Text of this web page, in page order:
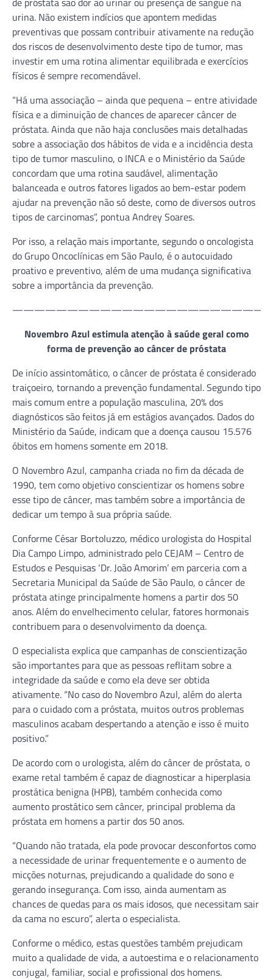
urina. Não existem indícios que apontem medidas
preventivas que possam contribuir ativamente na redução
dos riscos de desenvolvimento deste tipo de tumor, mas
investir em uma rotina alimentar equilibrada e exercícios
físicos é sempre recomendável.
“Há uma associação – ainda que pequena – entre atividade
física e a diminuição de chances de aparecer câncer de
próstata. Ainda que não haja conclusões mais detalhadas
sobre a associação dos hábitos de vida e a incidência desta
tipo de tumor masculino, o INCA e o Ministério da Saúde
concordam que uma rotina saudável, alimentação
balanceada e outros fatores ligados ao bem-estar podem
ajudar na prevenção não só deste, como de diversos outros
tipos de carcinomas”, pontua Andrey Soares.
Por isso, a relação mais importante, segundo o oncologista
do Grupo Oncoclínicas em São Paulo, é o autocuidado
proativo e preventivo, além de uma mudança significativa
sobre a importância da prevenção.
Novembro Azul estimula atenção à saúde geral como
forma de prevenção ao câncer de próstata
De início assintomático, o câncer de próstata é considerado
traiçoeiro, tornando a prevenção fundamental. Segundo tipo
mais comum entre a população masculina, 20% dos
diagnósticos são feitos já em estágios avançados. Dados do
Ministério da Saúde, indicam que a doença causou 15.576
óbitos em homens somente em 2018.
O Novembro Azul, campanha criada no fim da década de
1990, tem como objetivo conscientizar os homens sobre
esse tipo de câncer, mas também sobre a importância de
dedicar um tempo à sua própria saúde.
Conforme César Bortoluzzo, médico urologista do Hospital
Dia Campo Limpo, administrado pelo CEJAM – Centro de
Estudos e Pesquisas ‘Dr. João Amorim’ em parceria com a
Secretaria Municipal da Saúde de São Paulo, o câncer de
próstata atinge principalmente homens a partir dos 50
anos. Além do envelhecimento celular, fatores hormonais
contribuem para o desenvolvimento da doença.
O especialista explica que campanhas de conscientização
são importantes para que as pessoas reflitam sobre a
integridade da saúde e como ela deve ser obtida
ativamente. “No caso do Novembro Azul, além do alerta
para o cuidado com a próstata, muitos outros problemas
masculinos acabam despertando a atenção e isso é muito
positivo.”
De acordo com o urologista, além do câncer de próstata, o
exame retal também é capaz de diagnosticar a hiperplasia
prostática benigna (HPB), também conhecida como
aumento prostático sem câncer, principal problema da
próstata em homens a partir dos 50 anos.
“Quando não tratada, ela pode provocar desconfortos como
a necessidade de urinar frequentemente e o aumento de
micções noturnas, prejudicando a qualidade do sono e
gerando insegurança. Com isso, ainda aumentam as
chances de quedas para os mais idosos, que necessitam sair
da cama no escuro”, alerta o especialista.
Conforme o médico, estas questões também prejudicam
muito a qualidade de vida, a autoestima e o relacionamento
conjugal, familiar, social e profissional dos homens.